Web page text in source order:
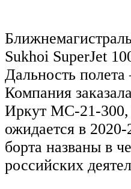
Sukhoi SuperJet
Дальность
Компания
Иркут МС-21-300,
ожидается в
борта названы в
российских